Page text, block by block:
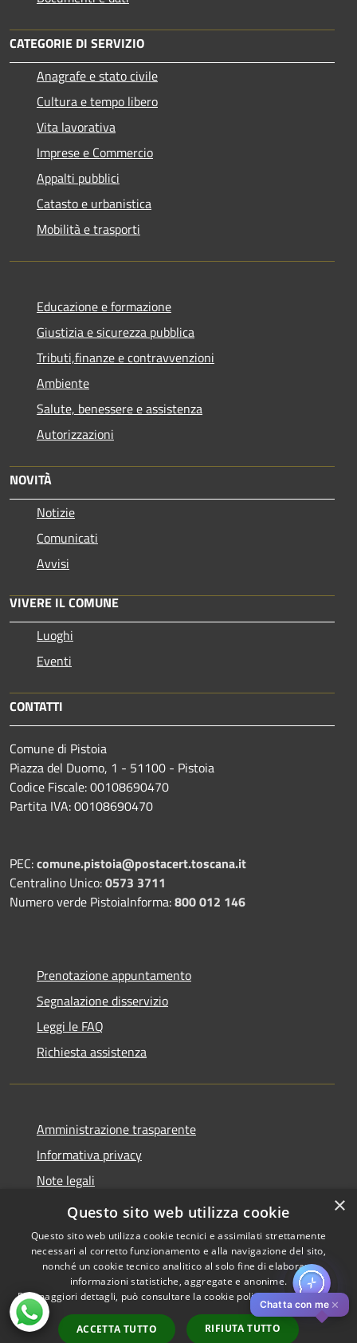
CATEGORIE DI SERVIZIO
Anagrafe e stato civile
Cultura e tempo libero
Vita lavorativa
Imprese e Commercio
Appalti pubblici
Catasto e urbanistica
Mobilità e trasporti
Educazione e formazione
Giustizia e sicurezza pubblica
Tributi,finanze e contravvenzioni
Ambiente
Salute, benessere e assistenza
Autorizzazioni
NOVITÀ
Notizie
Comunicati
Avvisi
VIVERE IL COMUNE
Luoghi
Eventi
CONTATTI
Comune di Pistoia
Piazza del Duomo, 1 - 51100 - Pistoia
Codice Fiscale: 00108690470
Partita IVA: 00108690470
PEC:comune.pistoia@postacert.toscana.it
Centralino Unico:0573 3711
Numero verde PistoiaInforma:800 012 146
Prenotazione appuntamento
Segnalazione disservizio
Leggi le FAQ
Richiesta assistenza
Amministrazione trasparente
Informativa privacy
Note legali
Dichiarazione di accessibilità
Accessibilità
Privacy
Copyright © 2026 • Comune di
Pistoia • Powered by
Municipium•
Accesso
Chatta con me ✕
×
Questo sito web utilizza cookie
Questo sito web utilizza cookie tecnici e assimilati strettamente
necessari al corretto funzionamento e alla navigazione del sito,
nonché un cookie tecnico analitico al solo fine di elaborare
informazioni statistiche, aggregate e anonime.
Per maggiori dettagli, può consultare la cookie policy al seguentelink
ACCETTA TUTTO RIFIUTA TUTTO